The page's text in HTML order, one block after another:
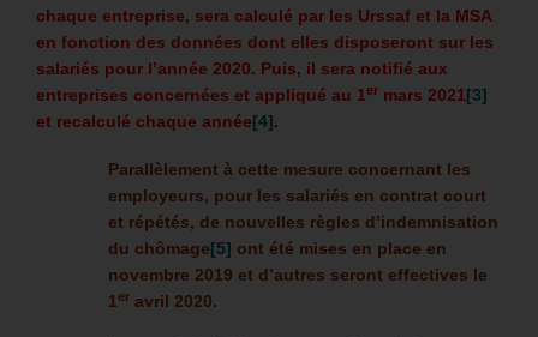
chaque entreprise, sera calculé par les Urssaf et la MSA
en fonction des données dont elles disposeront sur les
salariés pour l’année 2020. Puis, il sera notifié aux
entreprises concernées et appliqué au 1er mars 2021[3]
et recalculé chaque année[4].
Parallèlement à cette mesure concernant les
employeurs, pour les salariés en contrat court
et répétés, de nouvelles règles d’indemnisation
du chômage[5] ont été mises en place en
novembre 2019 et d’autres seront effectives le
1er avril 2020.